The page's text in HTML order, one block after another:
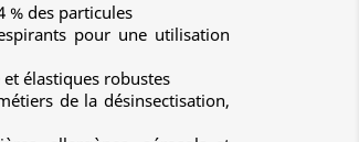
% des particules
pour une utilisation
élastiques robustes
de la désinsectisation,